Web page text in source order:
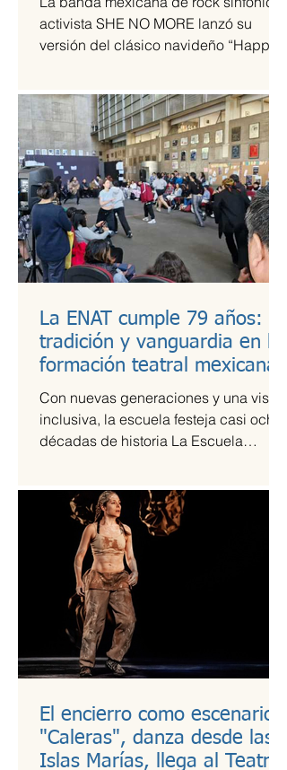
tiempos de guerra
activista SHE NO MORE lanzó su
versión del clásico navideño “Happy
transforma el himno pacifista en un
arreglo metal sinfónico que mantiene
su esencia esperanzadora, pero con la
potencia característica del grupo.
La ENAT cumple 79 años:
tradición y vanguardia en la
formación teatral mexicana
Con nuevas generaciones y una visión
inclusiva, la escuela festeja casi ocho
décadas de historia La Escuela
El encierro como escenario:
"Caleras", danza desde las
Islas Marías, llega al Teatro